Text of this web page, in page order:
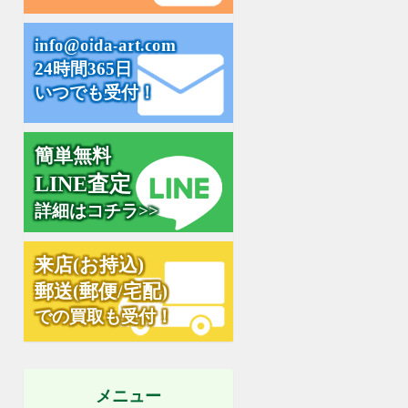
info@oida-art.com
24時間365日
いつでも受付！
簡単無料
LINE査定
詳細はコチラ>>
来店(お持込)
郵送(郵便/宅配)
での買取も受付！
メニュー